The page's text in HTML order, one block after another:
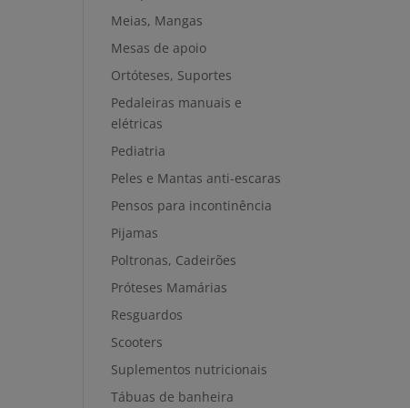
Meias, Mangas
Mesas de apoio
Ortóteses, Suportes
Pedaleiras manuais e
elétricas
Pediatria
Peles e Mantas anti-escaras
Pensos para incontinência
Pijamas
Poltronas, Cadeirões
Próteses Mamárias
Resguardos
Scooters
Suplementos nutricionais
Tábuas de banheira